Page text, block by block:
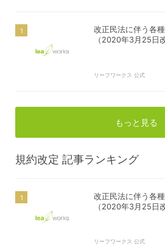
改正民法に伴う各
（2020年3月25日
リーフワークス 公式
もっと見る
規約改定 記事ランキング
改正民法に伴う各
（2020年3月25日
リーフワークス 公式